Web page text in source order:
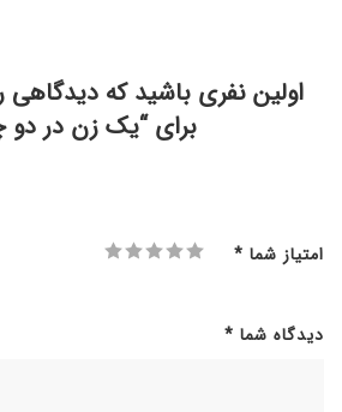
اولین نفری باشید که دیدگاهی
برای “یک زن در دو
امتیاز شما *
دیدگاه شما *